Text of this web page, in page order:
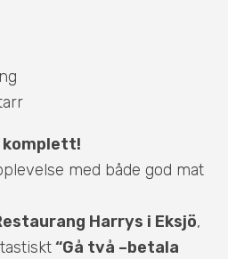
komplett!
med både god mat
Harrys i Eksjö,
“Gå två –betala